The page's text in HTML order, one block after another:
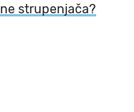
strupenjača?